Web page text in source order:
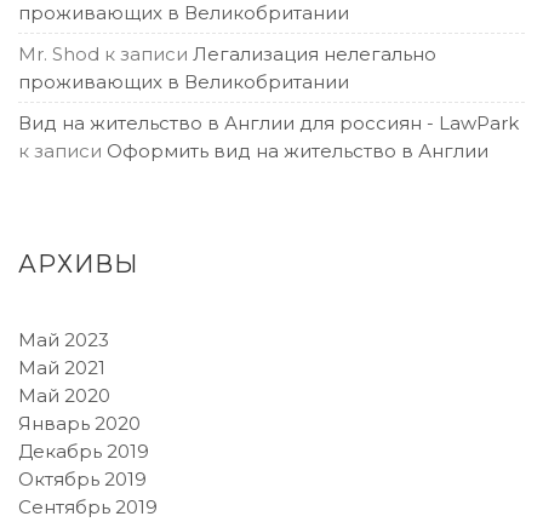
проживающих в Великобритании
Mr. Shod к записи Легализация нелегально
проживающих в Великобритании
Вид на жительство в Англии для россиян - LawPark
к записи Оформить вид на жительство в Англии
АРХИВЫ
Май 2023
Май 2021
Май 2020
Январь 2020
Декабрь 2019
Октябрь 2019
Сентябрь 2019